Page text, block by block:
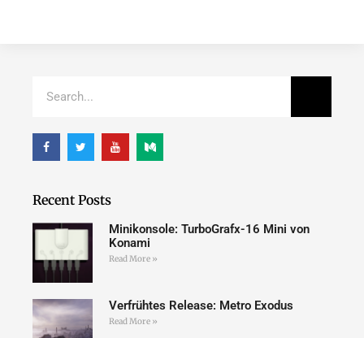
Recent Posts
Minikonsole: TurboGrafx-16 Mini von
Konami
Read More »
Verfrühtes Release: Metro Exodus
Read More »